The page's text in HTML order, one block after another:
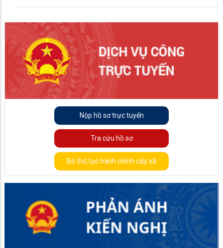
Nộp hồ sơ trực tuyến
Tra cứu hồ sơ
Bộ thủ tục hành chính cấp xã